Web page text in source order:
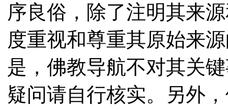
序良俗，除了注明其来
度重视和尊重其原始来
是，佛教导航不对其关
疑问请自行核实。另外